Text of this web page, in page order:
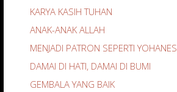
KARYA KASIH TUHAN
ANAK-ANAK ALLAH
MENJADI PATRON SEPERTI YOHANES
DAMAI DI HATI, DAMAI DI BUMI
GEMBALA YANG BAIK